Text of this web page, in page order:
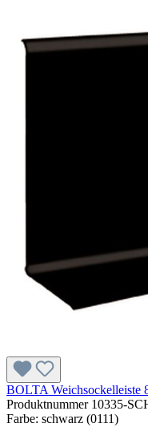
BOLTA Weichsockelleiste
Produktnummer 10335-
Farbe: schwarz (0111)